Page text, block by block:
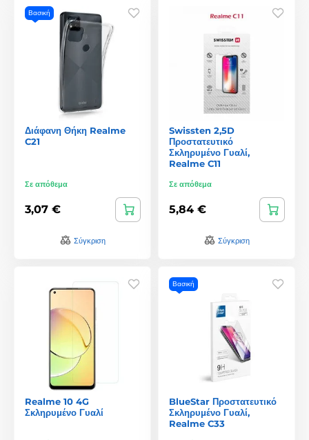
Βασική
Διάφανη Θήκη Realme
C21
Σε απόθεμα
3,07 €
Σύγκριση
Swissten 2,5D
Προστατευτικό
Σκληρυμένο Γυαλί,
Realme C11
Σε απόθεμα
5,84 €
Σύγκριση
Realme 10 4G
Σκληρυμένο Γυαλί
Βασική
BlueStar Προστατευτικό
Σκληρυμένο Γυαλί,
Realme C33